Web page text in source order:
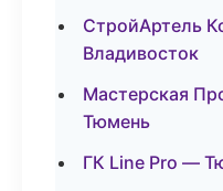
СтройАртель
Владивосток
Мастерская
Тюмень
ГК Line Pro —